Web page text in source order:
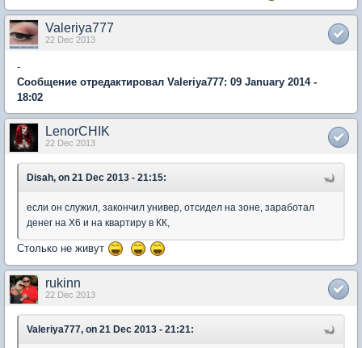
Valeriya777
22 Dec 2013
-
Сообщение отредактировал Valeriya777: 09 January 2014 -
18:02
LenorCHIK
22 Dec 2013
Disah, on 21 Dec 2013 - 21:15:
если он служил, закончил универ, отсидел на зоне, заработал
денег на Х6 и на квартиру в КК,
Столько не живут
rukinn
22 Dec 2013
Valeriya777, on 21 Dec 2013 - 21:21: